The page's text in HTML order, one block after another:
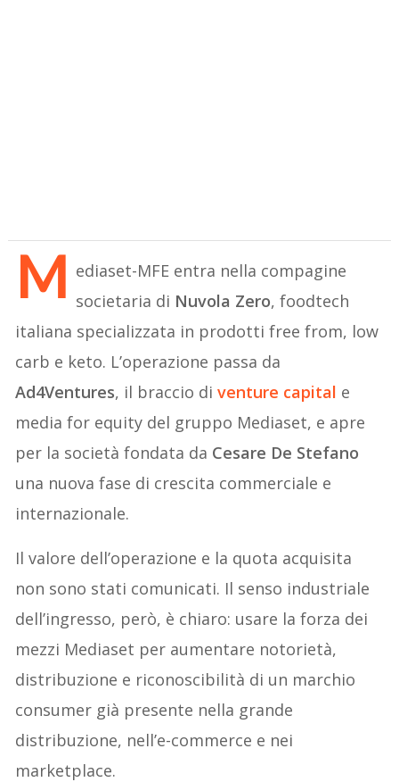
M ediaset-MFE entra nella compagine
societaria di Nuvola Zero, foodtech
italiana specializzata in prodotti free from, low
carb e keto. L’operazione passa da
Ad4Ventures, il braccio diventure capital e
media for equity del gruppo Mediaset, e apre
per la società fondata da Cesare De Stefano
una nuova fase di crescita commerciale e
internazionale.
Il valore dell’operazione e la quota acquisita
non sono stati comunicati. Il senso industriale
dell’ingresso, però, è chiaro: usare la forza dei
mezzi Mediaset per aumentare notorietà,
distribuzione e riconoscibilità di un marchio
consumer già presente nella grande
distribuzione, nell’e-commerce e nei
marketplace.